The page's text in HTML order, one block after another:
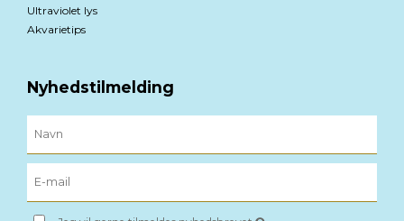
Ultraviolet lys
Akvarietips
Nyhedstilmelding